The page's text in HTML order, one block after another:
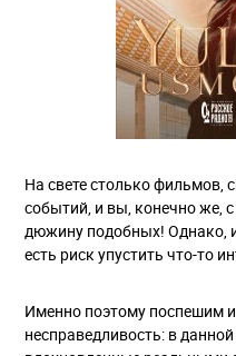
На свете столько фильмов,
событий, и вы, конечно же,
дюжину подобных! Однако,
есть риск упустить что-то
Именно поэтому поспешим
несправедливость: в